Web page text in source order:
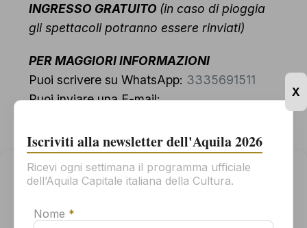
Gestisci il consenso
i cookie per memorizzare e/o accedere alle informazioni sul tuo
dispositivo. Il tuo consenso all'uso di queste tecnologie ci
INGRESSO GRATUITO (in caso di pioggia
gli spettacoli potranno essere rinviati)
PER MAGGIORI INFORMAZIONI
Puoi scrivere su WhatsApp: 3335691511
Puoi inviare una E-mail:
Salva nel tuo calendario
Iscriviti alla newsletter dell'Aquila 2026
Ricevi ogni settimana il programma ufficiale
dell’Aquila Capitale italiana della Cultura.
Nome *
X